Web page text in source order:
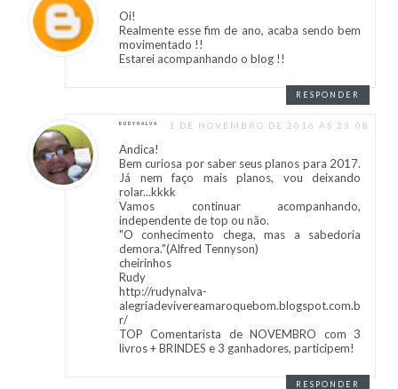
Oi!
Realmente esse fim de ano, acaba sendo bem
movimentado !!
Estarei acompanhando o blog !!
RESPONDER
RUDYNALVA 1 DE NOVEMBRO DE 2016 ÀS 23:08
Andica!
Bem curiosa por saber seus planos para 2017.
Já nem faço mais planos, vou deixando
rolar...kkkk
Vamos continuar acompanhando,
independente de top ou não.
"O conhecimento chega, mas a sabedoria
demora."(Alfred Tennyson)
cheirinhos
Rudy
http://rudynalva-
alegriadevivereamaroquebom.blogspot.com.b
r/
TOP Comentarista de NOVEMBRO com 3
livros + BRINDES e 3 ganhadores, participem!
RESPONDER